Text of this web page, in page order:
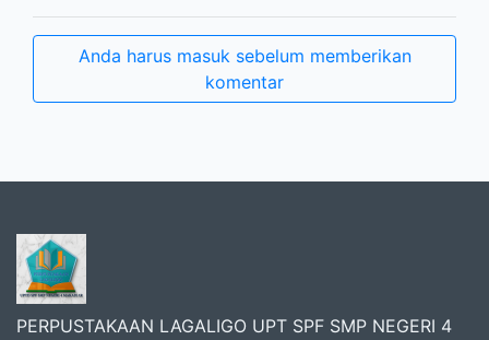
Anda harus masuk sebelum memberikan
komentar
PERPUSTAKAAN LAGALIGO UPT SPF SMP NEGERI 4